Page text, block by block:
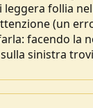
follia
(un
facendo la
sinistra